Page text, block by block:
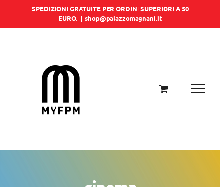
SPEDIZIONI GRATUITE PER ORDINI SUPERIORI A 50
EURO. | shop@palazzomagnani.it